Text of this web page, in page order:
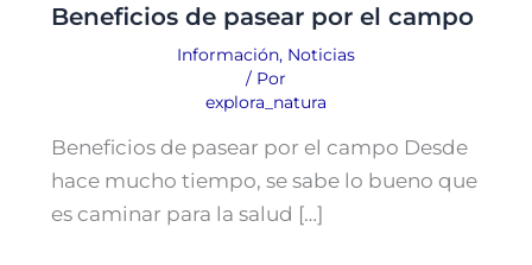
Beneficios de pasear por el campo
Información, Noticias
/ Por
explora_natura
Beneficios de pasear por el campo Desde
hace mucho tiempo, se sabe lo bueno que
es caminar para la salud […]